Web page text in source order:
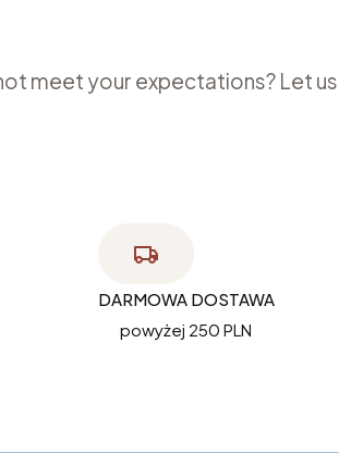
meet your expectations? Let
DARMOWA DOSTAWA
powyżej 250 PLN